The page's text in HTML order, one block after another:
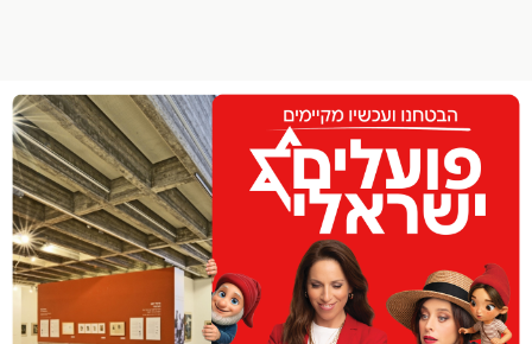
הפרופיל שלי
התנתק